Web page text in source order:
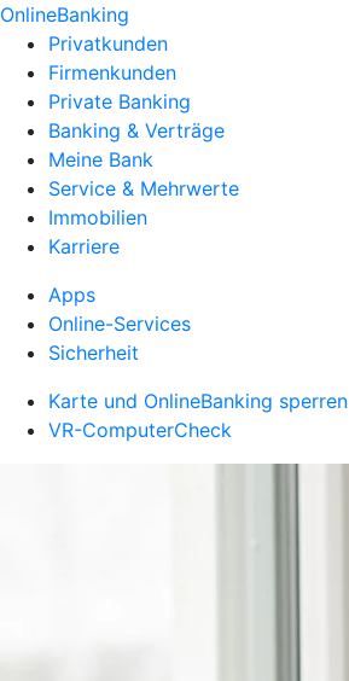
OnlineBanking
Privatkunden
Firmenkunden
Private Banking
Banking & Verträge
Meine Bank
Service & Mehrwerte
Immobilien
Karriere
Apps
Online-Services
Sicherheit
Karte und OnlineBanking sperren
VR-ComputerCheck